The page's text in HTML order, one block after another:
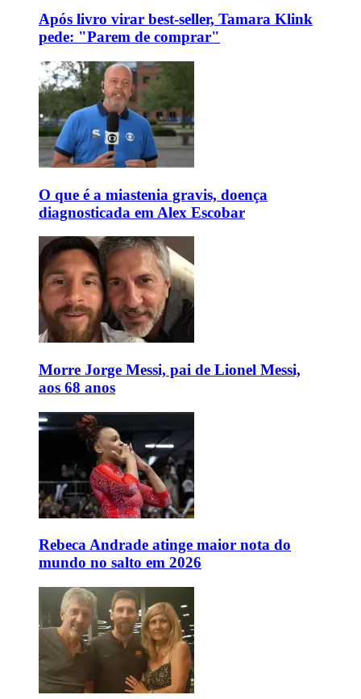
Após livro virar best-seller, Tamara Klink
pede: "Parem de comprar"
O que é a miastenia gravis, doença
diagnosticada em Alex Escobar
Morre Jorge Messi, pai de Lionel Messi,
aos 68 anos
Rebeca Andrade atinge maior nota do
mundo no salto em 2026